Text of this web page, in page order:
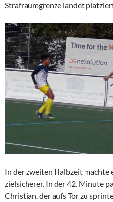
Strafraumgrenze landet
In der zweiten Halbzeit machte
zielsicherer. In der 42. Minute
Christian, der aufs Tor zu